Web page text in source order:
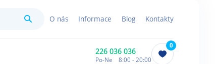
HledatO nás Informace Blog Kontakty
226 036 036
Po-Ne 8:00 - 20:00
0